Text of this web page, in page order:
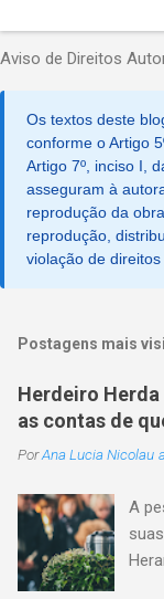
Aviso de Direitos
Os textos deste
conforme o Artigo
Artigo 7º, inciso I,
asseguram à
reprodução da
reprodução,
violação de
Postagens mais
Herdeiro Herda
as contas de
PorAna Lucia Nicolau
A